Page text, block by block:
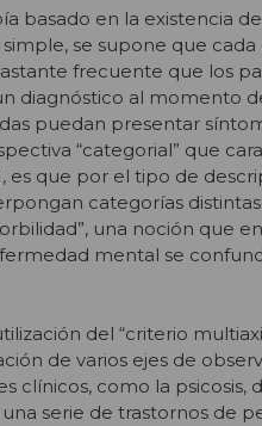
basado en la existencia
se supone que
frecuente que los
diagnóstico al momento
puedan presentar
“categorial” que
es que por el tipo de
categorías
una noción que
mental se
del “criterio
de varios ejes de
clínicos, como la psicosis,
serie de trastornos de